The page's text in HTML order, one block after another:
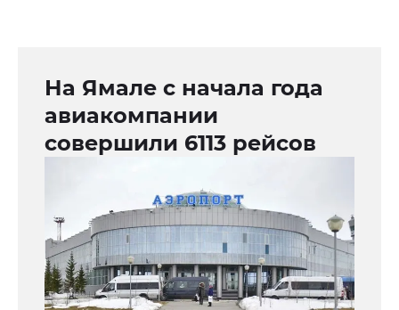
На Ямале с начала года
авиакомпании
совершили 6113 рейсов